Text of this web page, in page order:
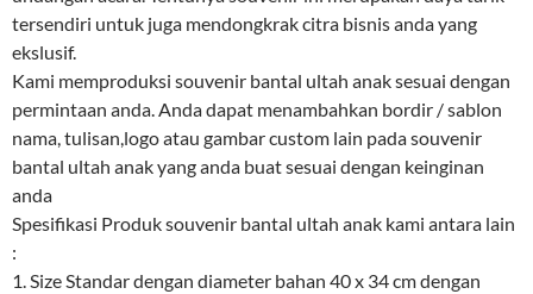
tersendiri untuk juga mendongkrak citra bisnis anda yang
ekslusif.
Kami memproduksi souvenir bantal ultah anak sesuai dengan
permintaan anda. Anda dapat menambahkan bordir / sablon
nama, tulisan,logo atau gambar custom lain pada souvenir
bantal ultah anak yang anda buat sesuai dengan keinginan
anda
Spesifikasi Produk souvenir bantal ultah anak kami antara lain
:
1. Size Standar dengan diameter bahan 40 x 34 cm dengan